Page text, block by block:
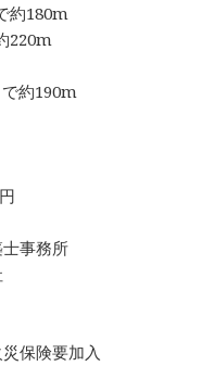
約180m
220m
約190m
事務所
険要加入